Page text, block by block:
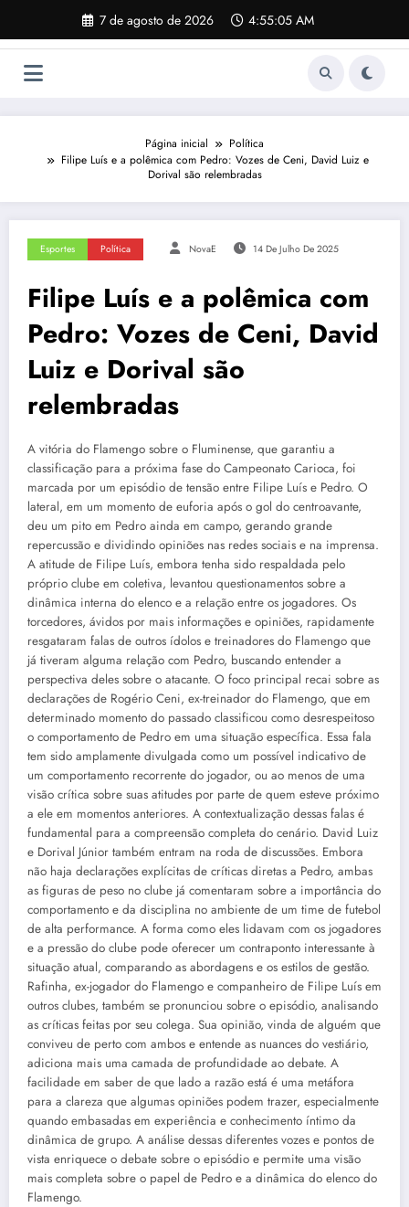
o
7 de agosto de 2026 4:55:06 AM
Página inicial
Política
Filipe Luís e a polêmica com Pedro: Vozes de Ceni, David Luiz e
Dorival são relembradas
Esportes Política NovaE 14 De Julho De 2025
Filipe Luís e a polêmica com
Pedro: Vozes de Ceni, David
Luiz e Dorival são
relembradas
A vitória do Flamengo sobre o Fluminense, que garantiu a
classificação para a próxima fase do Campeonato Carioca, foi
marcada por um episódio de tensão entre Filipe Luís e Pedro. O
lateral, em um momento de euforia após o gol do centroavante,
deu um pito em Pedro ainda em campo, gerando grande
repercussão e dividindo opiniões nas redes sociais e na imprensa.
A atitude de Filipe Luís, embora tenha sido respaldada pelo
próprio clube em coletiva, levantou questionamentos sobre a
dinâmica interna do elenco e a relação entre os jogadores. Os
torcedores, ávidos por mais informações e opiniões, rapidamente
resgataram falas de outros ídolos e treinadores do Flamengo que
já tiveram alguma relação com Pedro, buscando entender a
perspectiva deles sobre o atacante. O foco principal recai sobre as
declarações de Rogério Ceni, ex-treinador do Flamengo, que em
determinado momento do passado classificou como desrespeitoso
o comportamento de Pedro em uma situação específica. Essa fala
tem sido amplamente divulgada como um possível indicativo de
um comportamento recorrente do jogador, ou ao menos de uma
visão crítica sobre suas atitudes por parte de quem esteve próximo
a ele em momentos anteriores. A contextualização dessas falas é
fundamental para a compreensão completa do cenário. David Luiz
e Dorival Júnior também entram na roda de discussões. Embora
não haja declarações explícitas de críticas diretas a Pedro, ambas
as figuras de peso no clube já comentaram sobre a importância do
comportamento e da disciplina no ambiente de um time de futebol
de alta performance. A forma como eles lidavam com os jogadores
e a pressão do clube pode oferecer um contraponto interessante à
situação atual, comparando as abordagens e os estilos de gestão.
Rafinha, ex-jogador do Flamengo e companheiro de Filipe Luís em
outros clubes, também se pronunciou sobre o episódio, analisando
as críticas feitas por seu colega. Sua opinião, vinda de alguém que
conviveu de perto com ambos e entende as nuances do vestiário,
adiciona mais uma camada de profundidade ao debate. A
facilidade em saber de que lado a razão está é uma metáfora
para a clareza que algumas opiniões podem trazer, especialmente
quando embasadas em experiência e conhecimento íntimo da
dinâmica de grupo. A análise dessas diferentes vozes e pontos de
vista enriquece o debate sobre o episódio e permite uma visão
mais completa sobre o papel de Pedro e a dinâmica do elenco do
Flamengo.